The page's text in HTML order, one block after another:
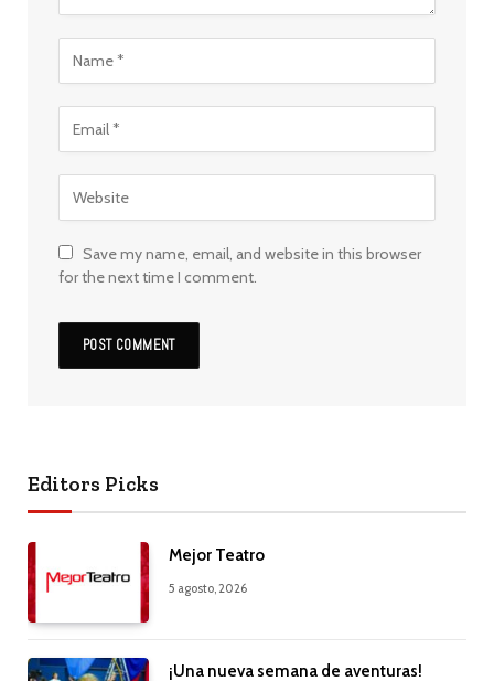
Save my name, email, and website in this browser
for the next time I comment.
Editors Picks
Mejor Teatro
5 agosto, 2026
¡Una nueva semana de aventuras!